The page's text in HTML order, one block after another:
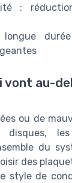
:
longue
vont au-
ou de
disques,
du
des
style de